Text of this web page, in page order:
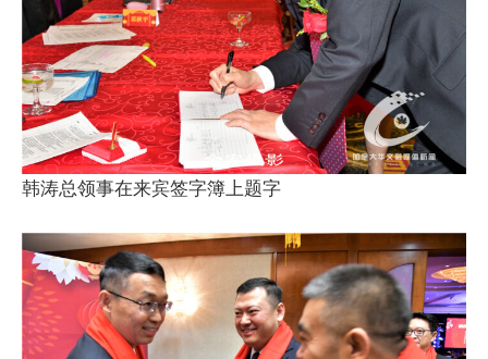
韩涛总领事在来宾签字簿上题字